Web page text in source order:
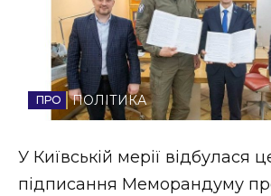
Спорт
Стиль життя
Втрачений Ужгород
ПОЛІТИКА
У Київській мерії відбулася
підписання Меморандуму